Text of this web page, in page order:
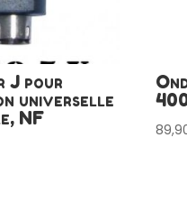
J pour
universelle
NF